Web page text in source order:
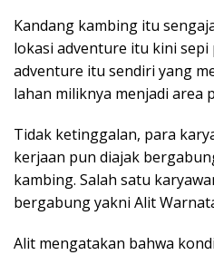
Kandang kambing itu
lokasi adventure itu kini sepi
adventure itu sendiri yang
lahan miliknya menjadi area
Tidak ketinggalan, para
kerjaan pun diajak
kambing. Salah satu
bergabung yakni Alit
Alit mengatakan bahwa